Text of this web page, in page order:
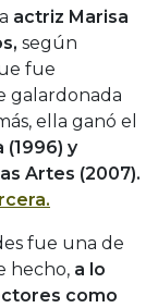
actriz Marisa
según
fue
galardonada
ella ganó el
y
Artes (2007).
fue una de
hecho, a lo
como